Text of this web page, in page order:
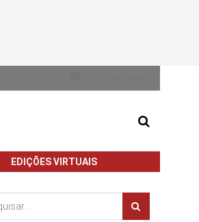
EDIÇÕES VIRTUAIS